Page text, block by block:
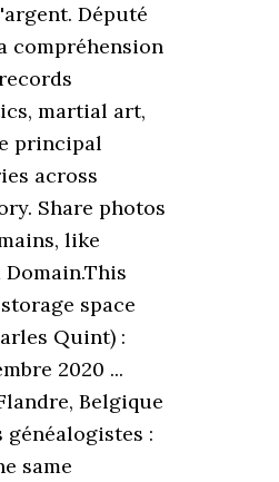
Député
compréhension
martial art,
principal
across
Share photos
like
space
Quint) :
2020 ...
Belgique
:
same